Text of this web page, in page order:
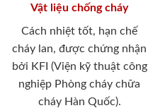
Vật liệu chống cháy
Cách nhiệt tốt, hạn chế
cháy lan, được chứng nhận
bởi KFI (Viện kỹ thuật công
nghiệp Phòng cháy chữa
cháy Hàn Quốc).